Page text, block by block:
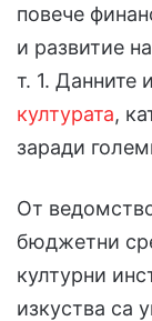
повече
и развитие
т. 1. Данните
културата,
заради
От
бюджетни
културни
изкуства са